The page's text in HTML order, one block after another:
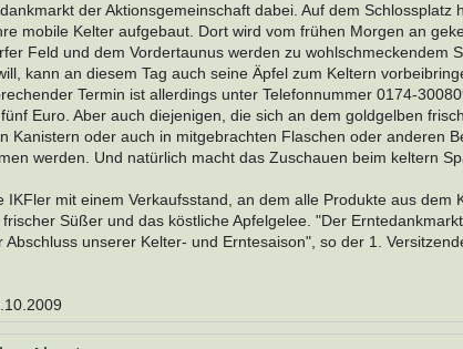
der Aktionsgemeinschaft dabei. Auf dem Schlossplatz
mobile Kelter aufgebaut. Dort wird vom frühen Morgen an
Feld und dem Vordertaunus werden zu wohlschmeckendem
kann an diesem Tag auch seine Äpfel zum Keltern
Termin ist allerdings unter Telefonnummer 0174-
Euro. Aber auch diejenigen, die sich an dem goldgelben
Kanistern oder auch in mitgebrachten Flaschen oder anderen
werden. Und natürlich macht das Zuschauen beim keltern
mit einem Verkaufsstand, an dem alle Produkte aus dem
Süßer und das köstliche Apfelgelee. "Der
unserer Kelter- und Erntesaison", so der 1.